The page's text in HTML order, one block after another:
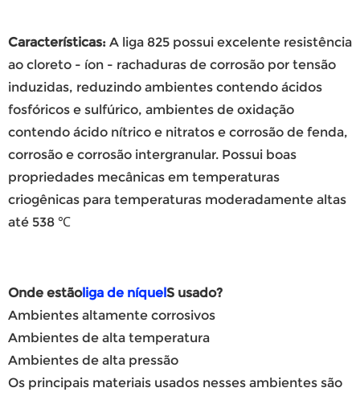
Características: A liga 825 possui excelente resistência
ao cloreto - íon - rachaduras de corrosão por tensão
induzidas, reduzindo ambientes contendo ácidos
fosfóricos e sulfúrico, ambientes de oxidação
contendo ácido nítrico e nitratos e corrosão de fenda,
corrosão e corrosão intergranular. Possui boas
propriedades mecânicas em temperaturas
criogênicas para temperaturas moderadamente altas
até 538 ℃
Onde estãoliga de níquelS usado?
Ambientes altamente corrosivos
Ambientes de alta temperatura
Ambientes de alta pressão
Os principais materiais usados ​​nesses ambientes são